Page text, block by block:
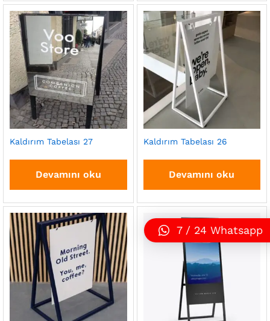
Kaldırım Tabelası 27
Devamını oku
Kaldırım Tabelası 26
Devamını oku
7 / 24 Whatsapp